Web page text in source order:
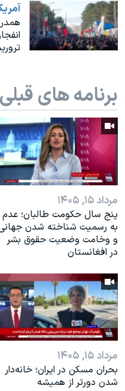
برنامه های قبلی
مرداد ۱۵, ۱۴۰۵
پنج سال حکومت طالبان؛ عدم
به رسمیت شناخته شدن
و وخامت وضعیت حقوق بشر
در افغانستان
مرداد ۱۵, ۱۴۰۵
بحران مسکن در ایران؛ خانه‌دار
شدن دورتر از همیشه